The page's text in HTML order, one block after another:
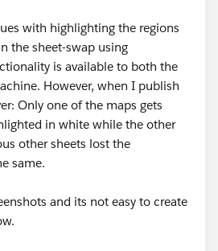
with highlighting the regions
the sheet-swap using
is available to both the
However, when I publish
Only one of the maps gets
in white while the other
other sheets lost the
same.
and its not easy to create